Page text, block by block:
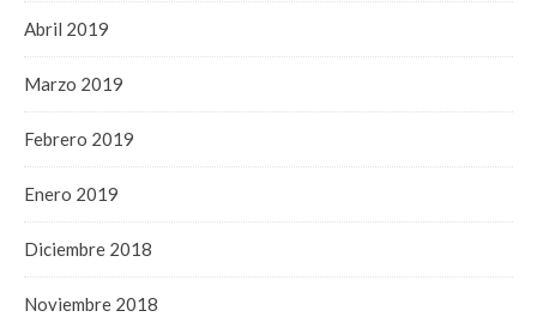
Abril 2019
Marzo 2019
Febrero 2019
Enero 2019
Diciembre 2018
Noviembre 2018